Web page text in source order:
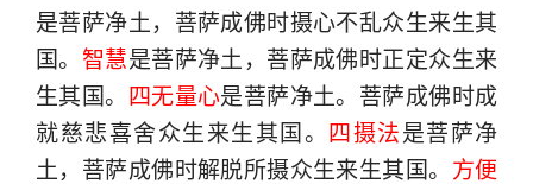
是菩萨净土，菩萨成佛时摄心不乱众生来生其
国。 智慧是菩萨净土，菩萨成佛时正定众生来
生其国。
四无量心是菩萨净土。菩萨成佛时成
就慈悲喜舍众生来生其国。
四摄法是菩萨净
土，菩萨成佛时解脱所摄众生来生其国。 方便